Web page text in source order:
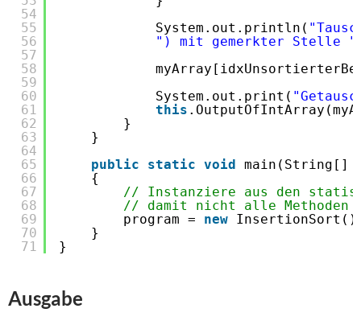
54
55
56
57
58
59
60
61
62
63
64
65
66
67
68
69
70
71
System.out.println(
") mit gemerkter Stelle "
System.out.print(
this
}
}
public
static void main(String[]
{
// Instanziere aus den
// damit nicht alle Methoden
program = new
}
}
Ausgabe